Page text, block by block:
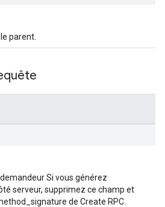
parent.
Si vous générez
serveur, supprimez ce champ et
de Create RPC.